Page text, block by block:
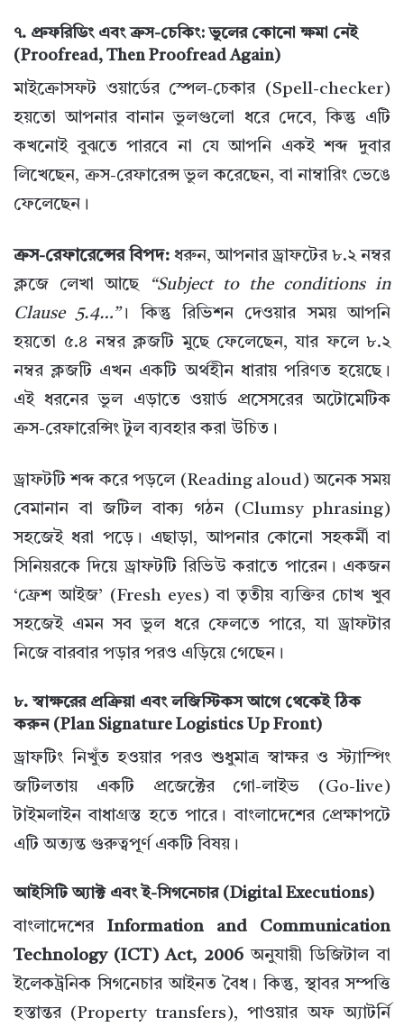
৭. প্রুফরিডিং এবং ক্রস-চেকিং: ভুলের কোনো ক্ষমা নেই
(Proofread, Then Proofread Again)
মাইক্রোসফট ওয়ার্ডের স্পেল-চেকার (Spell-checker)
হয়তো আপনার বানান ভুলগুলো ধরে দেবে, কিন্তু এটি
কখনোই বুঝতে পারবে না যে আপনি একই শব্দ দুবার
লিখেছেন, ক্রস-রেফারেন্স ভুল করেছেন, বা নাম্বারিং ভেঙে
ফেলেছেন।
ক্রস-রেফারেন্সের বিপদ: ধরুন, আপনার ড্রাফটের ৮.২ নম্বর
ক্লজে লেখা আছে
“Subject to the conditions in
Clause 5.4…”। কিন্তু রিভিশন দেওয়ার সময় আপনি
হয়তো ৫.৪ নম্বর ক্লজটি মুছে ফেলেছেন, যার ফলে ৮.২
নম্বর ক্লজটি এখন একটি অর্থহীন ধারায় পরিণত হয়েছে।
এই ধরনের ভুল এড়াতে ওয়ার্ড প্রসেসরের অটোমেটিক
ক্রস-রেফারেন্সিং টুল ব্যবহার করা উচিত।
ড্রাফটটি শব্দ করে পড়লে (Reading aloud) অনেক সময়
বেমানান বা জটিল বাক্য গঠন (Clumsy phrasing)
সহজেই ধরা পড়ে। এছাড়া, আপনার কোনো সহকর্মী বা
সিনিয়রকে দিয়ে ড্রাফটটি রিভিউ করাতে পারেন। একজন
‘ফ্রেশ আইজ’ (Fresh eyes) বা তৃতীয় ব্যক্তির চোখ খুব
সহজেই এমন সব ভুল ধরে ফেলতে পারে, যা ড্রাফটার
নিজে বারবার পড়ার পরও এড়িয়ে গেছেন।
৮. স্বাক্ষরের প্রক্রিয়া এবং লজিস্টিকস আগে থেকেই ঠিক
করুন (Plan Signature Logistics Up Front)
ড্রাফটিং নিখুঁত হওয়ার পরও শুধুমাত্র স্বাক্ষর ও স্ট্যাম্পিং
জটিলতায় একটি প্রজেক্টের গো-লাইভ (Go-live)
টাইমলাইন বাধাগ্রস্ত হতে পারে। বাংলাদেশের প্রেক্ষাপটে
এটি অত্যন্ত গুরুত্বপূর্ণ একটি বিষয়।
আইসিটি অ্যাক্ট এবং ই-সিগনেচার (Digital Executions)
বাংলাদেশের Information and Communication
Technology (ICT) Act, 2006 অনুযায়ী ডিজিটাল বা
ইলেকট্রনিক সিগনেচার আইনত বৈধ। কিন্তু, স্থাবর সম্পত্তি
হস্তান্তর (Property transfers), পাওয়ার অফ অ্যাটর্নি